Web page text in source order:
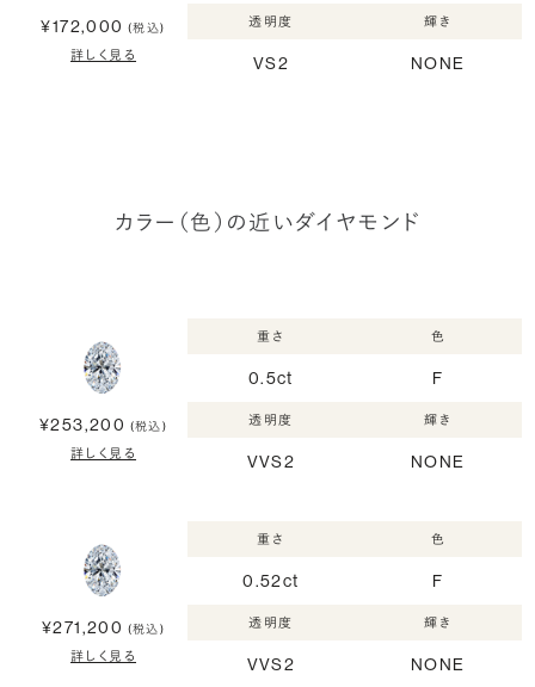
¥172,000 (税込)
詳しく見る
透明度
VS2
輝き
NONE
カラー（色）の近いダイヤモンド
¥253,200 (税込)
詳しく見る
重さ
0.5ct
色
F
透明度
VVS2
輝き
NONE
¥271,200 (税込)
詳しく見る
重さ
0.52ct
色
F
透明度
VVS2
輝き
NONE